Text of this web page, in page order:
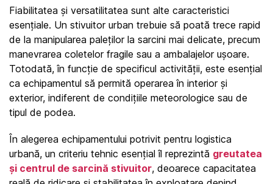
Fiabilitatea și versatilitatea sunt alte caracteristici
esențiale. Un stivuitor urban trebuie să poată trece rapid
de la manipularea paleților la sarcini mai delicate, precum
manevrarea coletelor fragile sau a ambalajelor ușoare.
Totodată, în funcție de specificul activității, este esențial
ca echipamentul să permită operarea în interior și
exterior, indiferent de condițiile meteorologice sau de
tipul de podea.
În alegerea echipamentului potrivit pentru logistica
urbană, un criteriu tehnic esențial îl reprezintă greutatea
și centrul de sarcină stivuitor, deoarece capacitatea